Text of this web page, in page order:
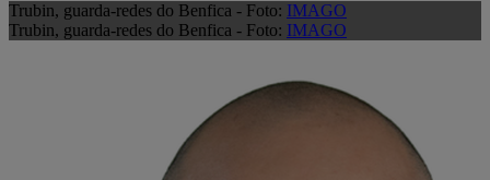
Trubin, guarda-redes do Benfica - Foto: IMAGO
Trubin, guarda-redes do Benfica - Foto: IMAGO